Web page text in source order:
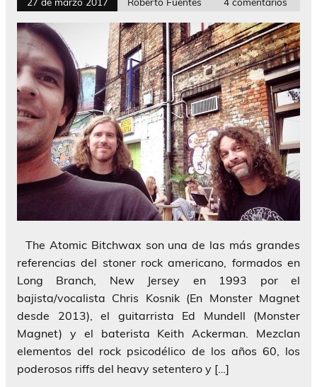
The Atomic Bitchwax son una de las más grandes
referencias del stoner rock americano, formados en
Long Branch, New Jersey en 1993 por el
bajista/vocalista Chris Kosnik (En Monster Magnet
desde 2013), el guitarrista Ed Mundell (Monster
Magnet) y el baterista Keith Ackerman. Mezclan
elementos del rock psicodélico de los años 60, los
poderosos riffs del heavy setentero y […]